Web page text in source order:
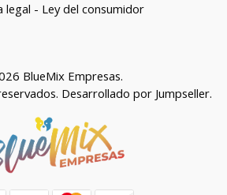
legal - Ley del consumidor
BlueMix Empresas.
Desarrollado por Jumpseller.